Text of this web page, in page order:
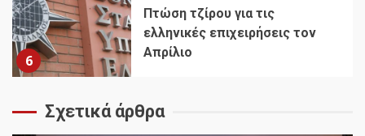
6
Πτώση τζίρου για τις
ελληνικές επιχειρήσεις τον
Απρίλιο
Σχετικά άρθρα